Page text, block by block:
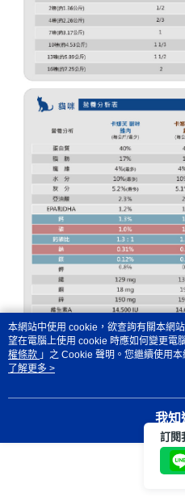
本網站中使用 cookie，欲查詢有關本網
望在電腦上使用 cookie 時應如何變更電
權條款 」之 Cookie 聲明。您繼續使用
用條款之 Cookie 聲明使用 cookie。
了解更多 >
我知
訂閱